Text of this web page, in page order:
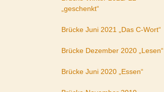
„geschenkt“
Brücke Juni 2021 „Das C-Wort“
Brücke Dezember 2020 „Lesen“
Brücke Juni 2020 „Essen“